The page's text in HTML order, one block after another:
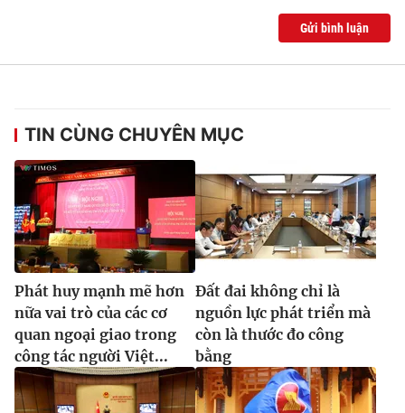
Gửi bình luận
TIN CÙNG CHUYÊN MỤC
Phát huy mạnh mẽ hơn
nữa vai trò của các cơ
quan ngoại giao trong
công tác người Việt...
Đất đai không chỉ là
nguồn lực phát triển mà
còn là thước đo công
bằng